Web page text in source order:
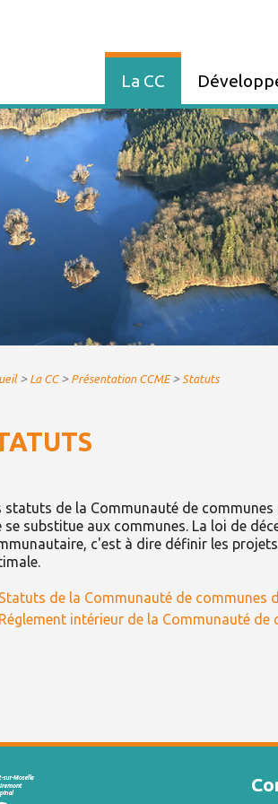
La CC
Présentation CCME
Communes membres
Elus
Compétences
Décisions du Conseil
Organisation des services
Marchés publics et
Consultations
communautaires
ZA
Entreprendre
PLUi
Urbanisme
Le Haut-
GEMAPI
Partenariat -
> La CC> Présentation CCME> Statuts
statuts de la Communauté de
se substitue aux communes. La loi de
c'est à dire définir les
Statuts de la Communauté de communes
Réglement intérieur de la Communauté de